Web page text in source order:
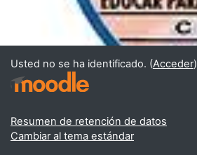
Usted no se ha identificado. (Acceder)
Resumen de retención de datos
Cambiar al tema estándar